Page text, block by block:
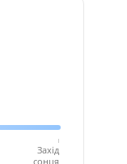
Захід
сонця